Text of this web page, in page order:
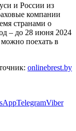
и России из
компании
странами о
– до 28 июня 2024
поехать в
onlinebrest.by
TelegramViber